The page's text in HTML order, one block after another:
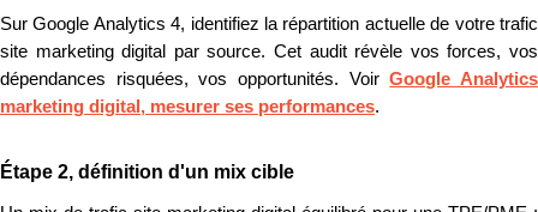
Sur Google Analytics 4, identifiez la répartition actuelle de votre trafic
site marketing digital par source. Cet audit révèle vos forces, vos
dépendances risquées, vos opportunités. VoirGoogle Analytics
marketing digital, mesurer ses performances.
Étape 2, définition d'un mix cible